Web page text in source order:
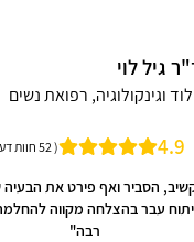
גיל לוי
וגינקולוגיה, רפואת נשים
4.9 ( 52 חוות דעת )
הסביר ואף פירט את הבעיה
עבר בהצלחה מקווה
רבה"